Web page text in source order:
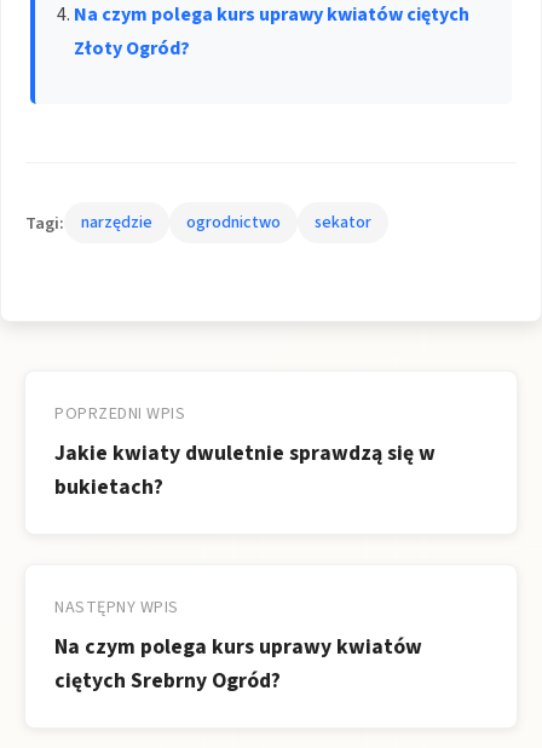
Na czym polega kurs uprawy kwiatów ciętych
Złoty Ogród?
Tagi: narzędzie ogrodnictwo sekator
wpisu
POPRZEDNI WPIS
Jakie kwiaty dwuletnie sprawdzą się w
bukietach?
NASTĘPNY WPIS
Na czym polega kurs uprawy kwiatów
ciętych Srebrny Ogród?